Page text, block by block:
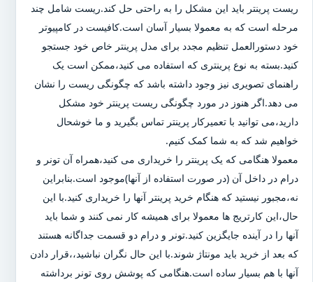
ریست پرینتر باید این مشکل را به راحتی حل کند.ریست شامل چند
مرحله است که به معمولا بسیار آسان است.کافیست در کامپیوتر
خود دستورالعمل تنظیم مجدد برای مدل پرینتر خاص خود جستجو
کنید.بسته به نوع پرینتری که استفاده می کنید،ممکن است یک
راهنمای تصویری نیز وجود داشته باشد که چگونگی ریست را نشان
می دهد.اگر هنوز در مورد چگونگی ریست پرینتر خود مشکل
دارید،می توانید با تعمیرکار پرینتر تماس بگیرید و ما خوشحال
خواهیم شد که به شما کمک کنیم.
معمولا هنگامی که یک پرینتر را خریداری می کنید،همراه آن تونر و
درام در داخل آن (در صورت استفاده از آنها)موجود است.بنابراین
نه،مجبور نیستید که هنگام خرید پرینتر آنها را خریداری کنید.با این
حال،این کارتریج ها معمولا برای همیشه کار نمی کنند و شما باید
آنها را در آینده جایگزین کنید.تونر و درام دو قسمت جداگانه هستند
که بعد از خرید باید مونتاژ شوند.با این حال نگران نباشید،،قرار دادن
آنها با هم بسیار ساده است.هنگامی که پوشش روی تونر برداشته